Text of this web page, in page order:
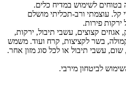
בטוחים לשימוש במדיח כלים.
קל. עוצמתי ורב-תכליתי מושלם
פירות.
אגוזים קצוצים, עשבי תיבול, ירקות,
בשר לקציצות, קרח ועוד. משמש
עשבי תיבול או לכל סוג מזון אחר.
לביטחון מירבי.